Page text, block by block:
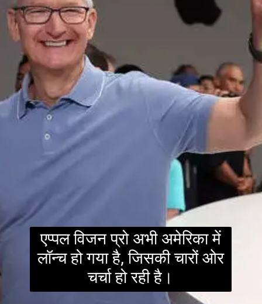
एप्पल विजन प्रो अभी अमेरिका में
लॉन्च हो गया है, जिसकी चारों ओर
चर्चा हो रही है।